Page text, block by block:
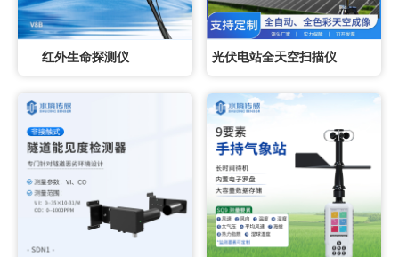
红外生命探测仪 光伏电站全天空扫描仪